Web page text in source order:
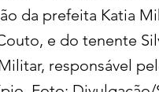
da prefeita Katia
e do tenente
responsável